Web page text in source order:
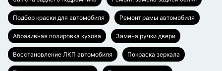
Подбор краски для автомобиля Ремонт рамы автомобиля
Абразивная полировка кузова Замена ручки двери
Восстановление ЛКП автомобиля Покраска зеркала